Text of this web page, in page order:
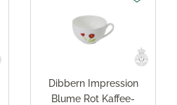
Dibbern Impression
Blume Rot Kaffee-